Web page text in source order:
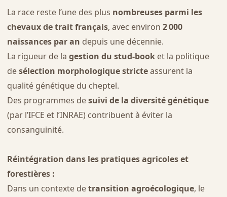
La race reste l’une des plus nombreuses parmi les
chevaux de trait français, avec environ 2 000
naissances par an depuis une décennie.
La rigueur de la gestion du stud-booket la politique
desélection morphologique stricteassurent la
qualité génétique du cheptel.
Des programmes desuivi de la diversité génétique
(par l’IFCE et l’INRAE) contribuent à éviter la
consanguinité.
Réintégration dans les pratiques agricoles et
forestières :
Dans un contexte detransition agroécologique, le